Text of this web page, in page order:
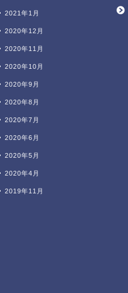
2021年1月
2020年12月
2020年11月
2020年10月
2020年9月
2020年8月
2020年7月
2020年6月
2020年5月
2020年4月
2019年11月